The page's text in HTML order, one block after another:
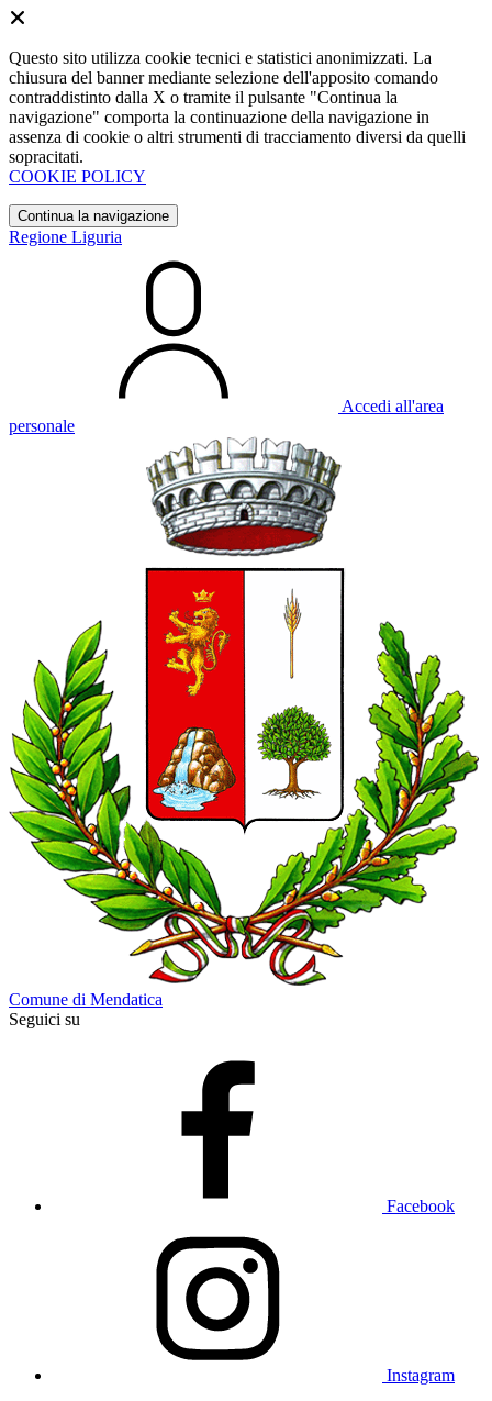
Questo sito utilizza cookie tecnici e statistici anonimizzati. La
chiusura del banner mediante selezione dell'apposito comando
contraddistinto dalla X o tramite il pulsante "Continua la
navigazione" comporta la continuazione della navigazione in
assenza di cookie o altri strumenti di tracciamento diversi da quelli
sopracitati.
COOKIE POLICY
Continua la navigazione
Regione Liguria
Accedi all'area
personale
Comune di Mendatica
Seguici su
Facebook
Instagram